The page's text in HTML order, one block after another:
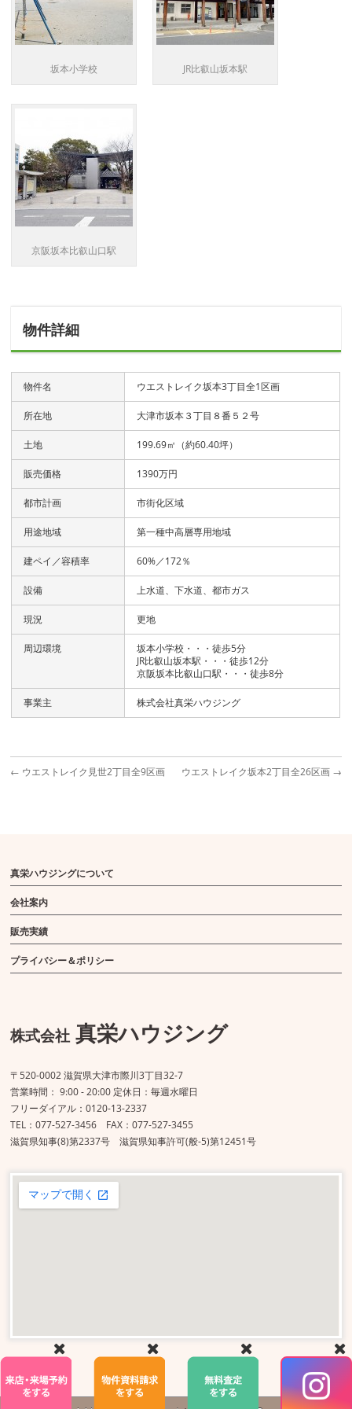
坂本小学校 JR比叡山坂本駅
京阪坂本比叡山口駅
物件詳細
物件名 ウエストレイク坂本3丁目全1区画
所在地 大津市坂本３丁目８番５２号
土地 199.69㎡（約60.40坪）
販売価格 1390万円
都市計画 市街化区域
用途地域 第一種中高層専用地域
建ペイ／容積率 60%／172％
設備 上水道、下水道、都市ガス
現況 更地
周辺環境
坂本小学校・・・徒歩5分
JR比叡山坂本駅・・・徒歩12分
京阪坂本比叡山口駅・・・徒歩8分
事業主 株式会社真栄ハウジング
← ウエストレイク見世2丁目全9区画 ウエストレイク坂本2丁目全26区画 →
真栄ハウジングについて
会社案内
販売実績
プライバシー＆ポリシー
株式会社 真栄ハウジング
〒520-0002 滋賀県大津市際川3丁目32-7
営業時間： 9:00 - 20:00 定休日：毎週水曜日
フリーダイアル：0120-13-2337
TEL：077-527-3456 FAX：077-527-3455
滋賀県知事(8)第2337号 滋賀県知事許可(般-5)第12451号